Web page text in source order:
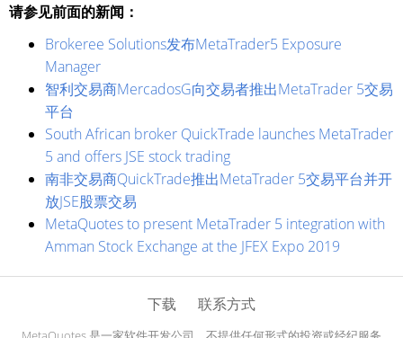
请参见前面的新闻：
Brokeree Solutions发布MetaTrader5 Exposure
Manager
智利交易商MercadosG向交易者推出MetaTrader 5交易
平台
South African broker QuickTrade launches MetaTrader
5 and offers JSE stock trading
南非交易商QuickTrade推出MetaTrader 5交易平台并开
放JSE股票交易
MetaQuotes to present MetaTrader 5 integration with
Amman Stock Exchange at the JFEX Expo 2019
下载 联系方式